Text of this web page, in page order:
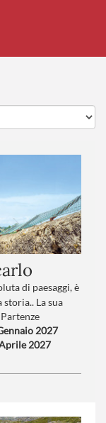
di paesaggi, è
La sua
celebri del
anche voi...
40
Partenze
2027
2027